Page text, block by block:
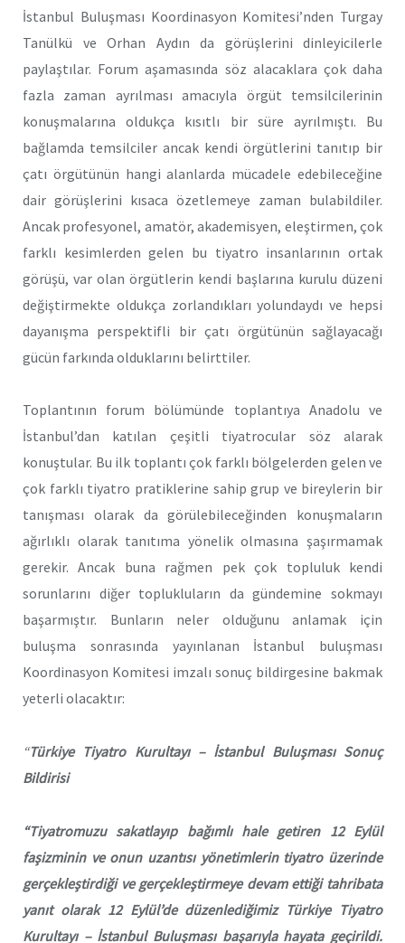
İstanbul Buluşması Koordinasyon Komitesi’nden Turgay
Tanülkü ve Orhan Aydın da görüşlerini dinleyicilerle
paylaştılar. Forum aşamasında söz alacaklara çok daha
fazla zaman ayrılması amacıyla örgüt temsilcilerinin
konuşmalarına oldukça kısıtlı bir süre ayrılmıştı. Bu
bağlamda temsilciler ancak kendi örgütlerini tanıtıp bir
çatı örgütünün hangi alanlarda mücadele edebileceğine
dair görüşlerini kısaca özetlemeye zaman bulabildiler.
Ancak profesyonel, amatör, akademisyen, eleştirmen, çok
farklı kesimlerden gelen bu tiyatro insanlarının ortak
görüşü, var olan örgütlerin kendi başlarına kurulu düzeni
değiştirmekte oldukça zorlandıkları yolundaydı ve hepsi
dayanışma perspektifli bir çatı örgütünün sağlayacağı
gücün farkında olduklarını belirttiler.
Toplantının forum bölümünde toplantıya Anadolu ve
İstanbul’dan katılan çeşitli tiyatrocular söz alarak
konuştular. Bu ilk toplantı çok farklı bölgelerden gelen ve
çok farklı tiyatro pratiklerine sahip grup ve bireylerin bir
tanışması olarak da görülebileceğinden konuşmaların
ağırlıklı olarak tanıtıma yönelik olmasına şaşırmamak
gerekir. Ancak buna rağmen pek çok topluluk kendi
sorunlarını diğer toplukluların da gündemine sokmayı
başarmıştır. Bunların neler olduğunu anlamak için
buluşma sonrasında yayınlanan İstanbul buluşması
Koordinasyon Komitesi imzalı sonuç bildirgesine bakmak
yeterli olacaktır:
“Türkiye Tiyatro Kurultayı – İstanbul Buluşması Sonuç
Bildirisi
“Tiyatromuzu sakatlayıp bağımlı hale getiren 12 Eylül
faşizminin ve onun uzantısı yönetimlerin tiyatro üzerinde
gerçekleştirdiği ve gerçekleştirmeye devam ettiği tahribata
yanıt olarak 12 Eylül’de düzenlediğimiz Türkiye Tiyatro
Kurultayı – İstanbul Buluşması başarıyla hayata geçirildi.